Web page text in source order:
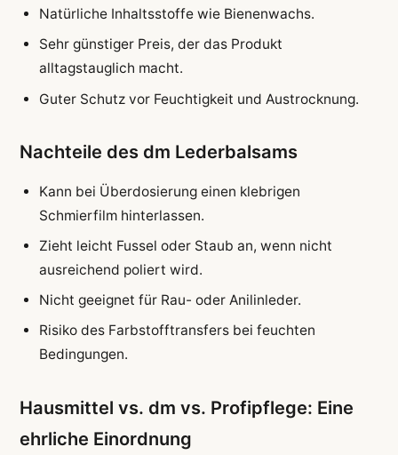
Natürliche Inhaltsstoffe wie Bienenwachs.
Sehr günstiger Preis, der das Produkt
alltagstauglich macht.
Guter Schutz vor Feuchtigkeit und Austrocknung.
Nachteile des dm Lederbalsams
Kann bei Überdosierung einen klebrigen
Schmierfilm hinterlassen.
Zieht leicht Fussel oder Staub an, wenn nicht
ausreichend poliert wird.
Nicht geeignet für Rau- oder Anilinleder.
Risiko des Farbstofftransfers bei feuchten
Bedingungen.
Hausmittel vs. dm vs. Profipflege: Eine
ehrliche Einordnung